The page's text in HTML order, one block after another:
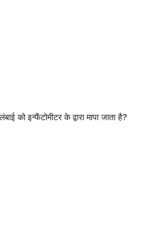
को इन्फैंटोमीटर के द्वारा मापा जाता है?